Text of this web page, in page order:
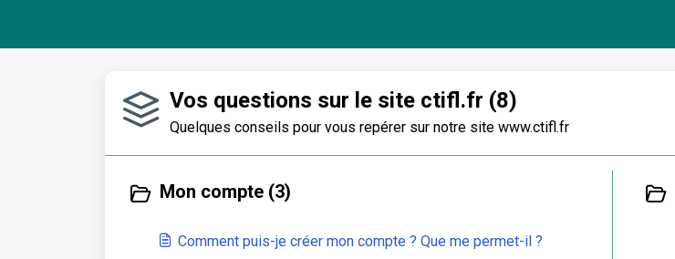
Vos questions sur le site ctifl.fr (8)
Quelques conseils pour vous repérer sur notre site www.ctifl.fr
Mon compte (3)
Comment puis-je créer mon compte ? Que me permet-il ?